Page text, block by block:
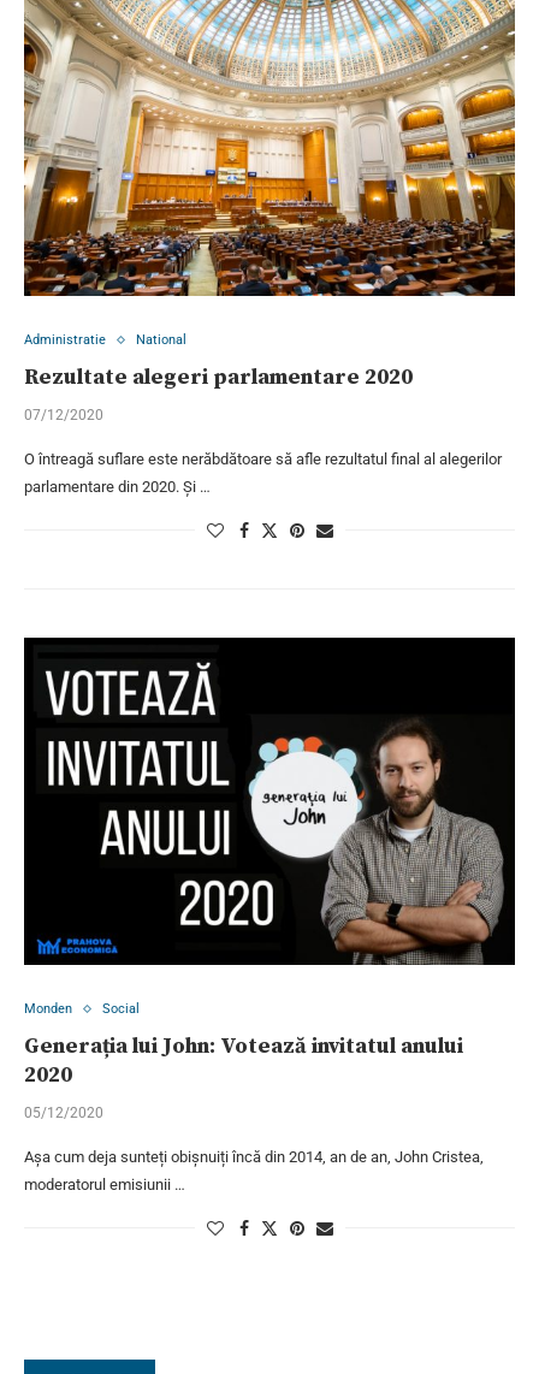
Administratie National
Rezultate alegeri parlamentare 2020
07/12/2020
O întreagă suflare este nerăbdătoare să afle rezultatul final al alegerilor
parlamentare din 2020. Și …
Monden Social
Generația lui John: Votează invitatul anului
2020
05/12/2020
Așa cum deja sunteți obișnuiți încă din 2014, an de an, John Cristea,
moderatorul emisiunii …